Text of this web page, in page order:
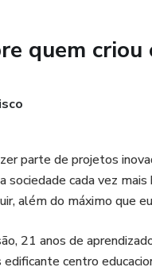
quem
parte de projetos
sociedade cada vez
além do máximo que
21 anos de
centro